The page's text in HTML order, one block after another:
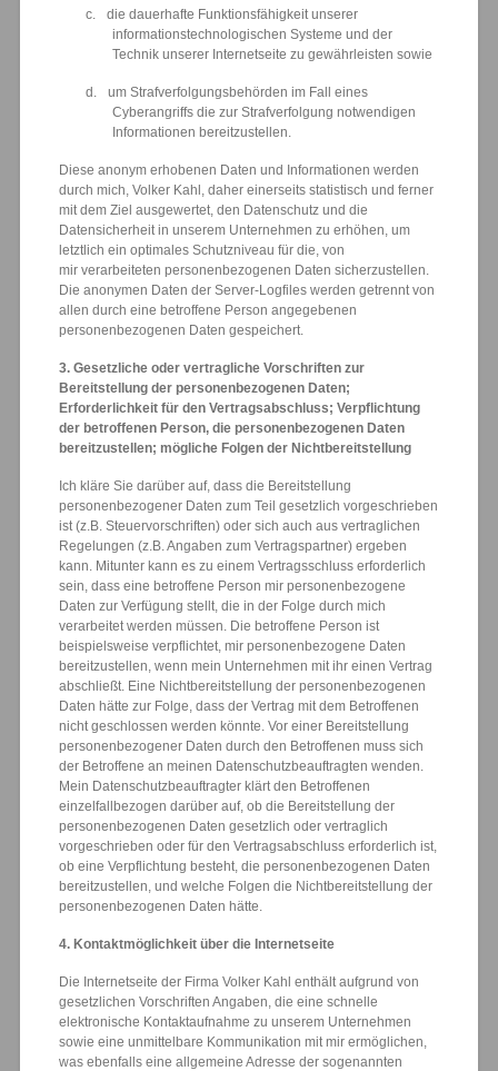
c.
die dauerhafte Funktionsfähigkeit unserer
informationstechnologischen Systeme und der
Technik unserer Internetseite zu gewährleisten sowie
d.
um Strafverfolgungsbehörden im Fall eines
Cyberangriffs die zur Strafverfolgung notwendigen
Informationen bereitzustellen.
Diese anonym erhobenen Daten und Informationen werden
durch mich, Volker Kahl, daher einerseits statistisch und ferner
mit dem Ziel ausgewertet, den Datenschutz und die
Datensicherheit in unserem Unternehmen zu erhöhen, um
letztlich ein optimales Schutzniveau für die, von
mir verarbeiteten personenbezogenen Daten sicherzustellen.
Die anonymen Daten der Server-Logfiles werden getrennt von
allen durch eine betroffene Person angegebenen
personenbezogenen Daten gespeichert.
3. Gesetzliche oder vertragliche Vorschriften zur
Bereitstellung der personenbezogenen Daten;
Erforderlichkeit für den Vertragsabschluss; Verpflichtung
der betroffenen Person, die personenbezogenen Daten
bereitzustellen; mögliche Folgen der Nichtbereitstellung
Ich kläre Sie darüber auf, dass die Bereitstellung
personenbezogener Daten zum Teil gesetzlich vorgeschrieben
ist (z.B. Steuervorschriften) oder sich auch aus vertraglichen
Regelungen (z.B. Angaben zum Vertragspartner) ergeben
kann. Mitunter kann es zu einem Vertragsschluss erforderlich
sein, dass eine betroffene Person mir personenbezogene
Daten zur Verfügung stellt, die in der Folge durch mich
verarbeitet werden müssen. Die betroffene Person ist
beispielsweise verpflichtet, mir personenbezogene Daten
bereitzustellen, wenn mein Unternehmen mit ihr einen Vertrag
abschließt. Eine Nichtbereitstellung der personenbezogenen
Daten hätte zur Folge, dass der Vertrag mit dem Betroffenen
nicht geschlossen werden könnte. Vor einer Bereitstellung
personenbezogener Daten durch den Betroffenen muss sich
der Betroffene an meinen Datenschutzbeauftragten wenden.
Mein Datenschutzbeauftragter klärt den Betroffenen
einzelfallbezogen darüber auf, ob die Bereitstellung der
personenbezogenen Daten gesetzlich oder vertraglich
vorgeschrieben oder für den Vertragsabschluss erforderlich ist,
ob eine Verpflichtung besteht, die personenbezogenen Daten
bereitzustellen, und welche Folgen die Nichtbereitstellung der
personenbezogenen Daten hätte.
4. Kontaktmöglichkeit über die Internetseite
Die Internetseite der Firma Volker Kahl enthält aufgrund von
gesetzlichen Vorschriften Angaben, die eine schnelle
elektronische Kontaktaufnahme zu unserem Unternehmen
sowie eine unmittelbare Kommunikation mit mir ermöglichen,
was ebenfalls eine allgemeine Adresse der sogenannten